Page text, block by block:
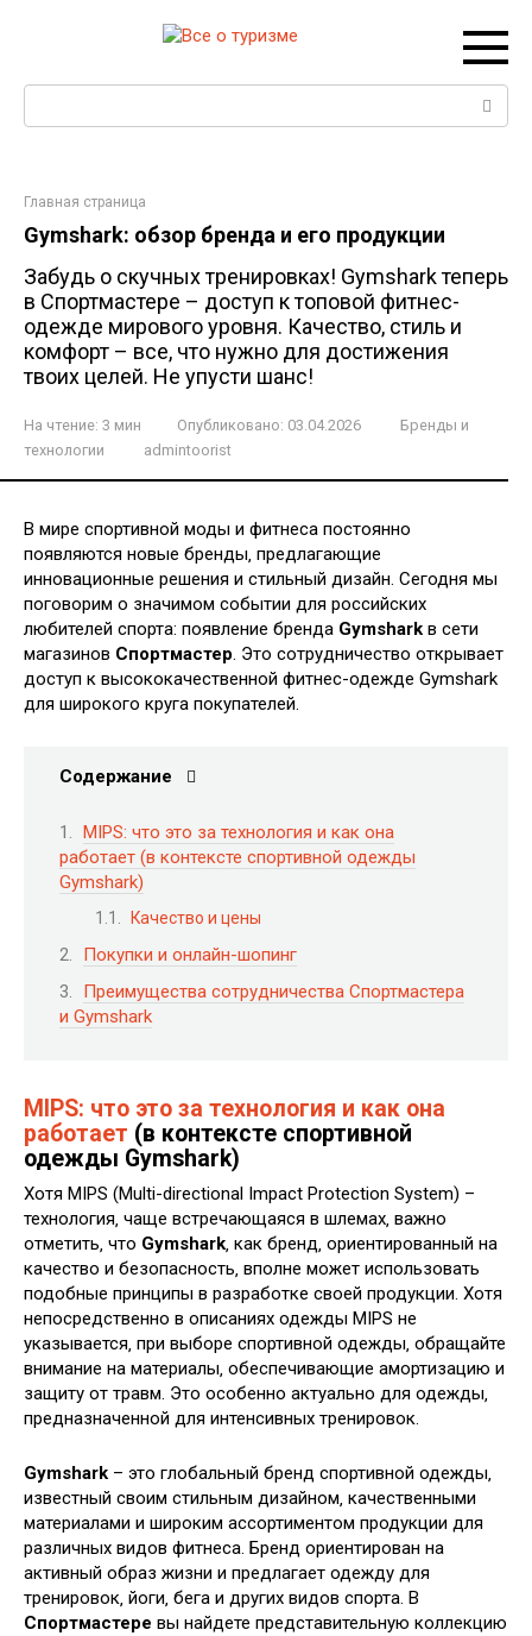
Главная страница
Gymshark: обзор бренда и его продукции
Забудь о скучных тренировках! Gymshark теперь
в Спортмастере – доступ к топовой фитнес-
одежде мирового уровня. Качество, стиль и
комфорт – все, что нужно для достижения
твоих целей. Не упусти шанс!
На чтение: 3 мин Опубликовано: 03.04.2026
Бренды и
технологии
admintoorist
В мире спортивной моды и фитнеса постоянно
появляются новые бренды‚ предлагающие
инновационные решения и стильный дизайн. Сегодня мы
поговорим о значимом событии для российских
любителей спорта: появление бренда Gymshark в сети
магазинов Спортмастер. Это сотрудничество открывает
доступ к высококачественной фитнес-одежде Gymshark
для широкого круга покупателей.
Содержание
MIPS: что это за технология и как она
работает (в контексте спортивной одежды
Gymshark)
Качество и цены
Покупки и онлайн-шопинг
Преимущества сотрудничества Спортмастера
и Gymshark
MIPS: что это за технология и как она
работает (в контексте спортивной
одежды Gymshark)
Хотя MIPS (Multi-directional Impact Protection System) –
технология‚ чаще встречающаяся в шлемах‚ важно
отметить‚ что Gymshark‚ как бренд‚ ориентированный на
качество и безопасность‚ вполне может использовать
подобные принципы в разработке своей продукции. Хотя
непосредственно в описаниях одежды MIPS не
указывается‚ при выборе спортивной одежды‚ обращайте
внимание на материалы‚ обеспечивающие амортизацию и
защиту от травм. Это особенно актуально для одежды‚
предназначенной для интенсивных тренировок.
Gymshark – это глобальный бренд спортивной одежды‚
известный своим стильным дизайном‚ качественными
материалами и широким ассортиментом продукции для
различных видов фитнеса. Бренд ориентирован на
активный образ жизни и предлагает одежду для
тренировок‚ йоги‚ бега и других видов спорта. В
Спортмастере вы найдете представительную коллекцию